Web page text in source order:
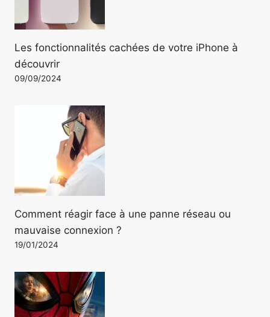
Les fonctionnalités cachées de votre iPhone à
découvrir
09/09/2024
Comment réagir face à une panne réseau ou
mauvaise connexion ?
19/01/2024